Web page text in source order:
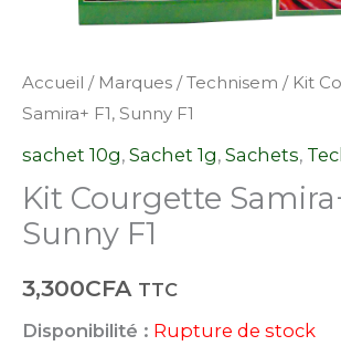
Accueil / Marques /Technisem / Kit
Samira+ F1, Sunny F1
sachet 10g, Sachet 1g, Sachets,
Kit Courgette
Sunny F1
3,300CFA TTC
Disponibilité : Rupture de stock